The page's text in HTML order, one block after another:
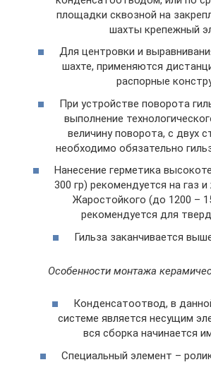
площадки сквозной на
шахты крепежный
Для центровки и
шахте, применяются
распорные
При устройстве поворота
выполнение
величину поворота, с двух
необходимо обязательно
Нанесение герметика
300 гр) рекомендуется на газ
Жаростойкого (до 1200 –
рекомендуется для
Гильза заканчивается
Особенности монтажа
Конденсатоотвод, в
системе является несущим
вся сборка начинается
Специальный элемент –